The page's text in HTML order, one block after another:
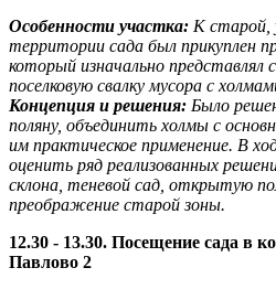
​Особенности участка: К старой,
территории сада был прикуплен
который изначально представлял
поселковую свалку мусора с
​Концепция и решения: Было
поляну, объединить холмы с
им практическое применение. В
оценить ряд реализованных
склона, теневой сад, открытую
преображение старой зоны.
12.30 - 13.30. Посещение сада в
Павлово 2